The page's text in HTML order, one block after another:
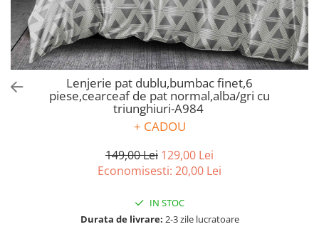
Bumbac satinat
Bumbac policoton
Compatibile cu saltea
90x200cm
100x200cm
120x200cm
Tipul cearceafului de pat
Lenjerie pat dublu,bumbac finet,6
piese,cearceaf de pat normal,alba/gri cu
triunghiuri-A984
+ CADOU
149,00 Lei 129,00 Lei
Economisesti: 20,00 Lei
IN STOC
Durata de livrare: 2-3 zile lucratoare